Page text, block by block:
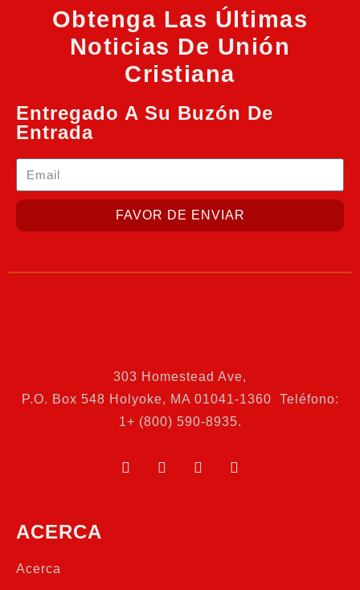
Obtenga Las Últimas
Noticias De Unión
Cristiana
Entregado A Su Buzón De
Entrada
FAVOR DE ENVIAR
303 Homestead Ave,
P.O. Box 548 Holyoke, MA 01041-1360 Teléfono:
1+ (800) 590-8935.
ACERCA
Acerca